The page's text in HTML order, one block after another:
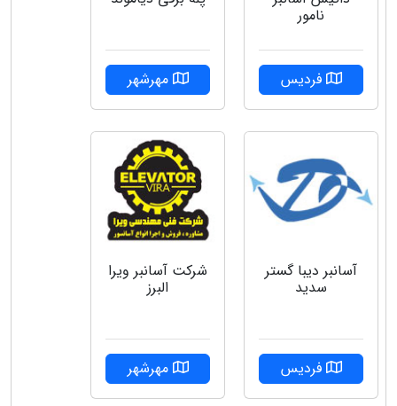
نامور
فردیس مهرشهر
آسانبر دیبا گستر
سدید
فردیس
شركت آسانبر ويرا
البرز
مهرشهر